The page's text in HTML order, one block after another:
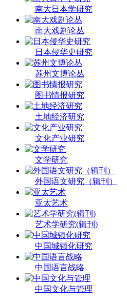
南大日本学研究
南大戏剧论丛
日本侵华史研究
苏州文博论丛
图书情报研究
土地经济研究
文化产业研究
文学研究
外国语文研究（辑刊）
亚太艺术
艺术学研究(辑刊)
中国城镇化研究
中国语言战略
中国文化与管理